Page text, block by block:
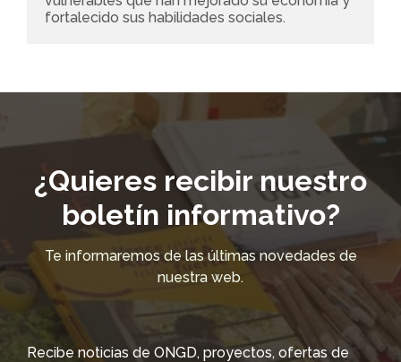
fortalecido sus habilidades sociales.
¿Quieres recibir nuestro
boletín informativo?
Te informaremos de las últimas novedades de
nuestra web.
Recibe noticias de ONGD, proyectos, ofertas de